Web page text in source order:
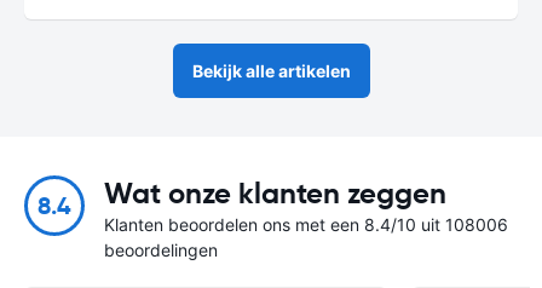
Bekijk alle artikelen
8.4 Wat onze klanten zeggen
Klanten beoordelen ons met een 8.4/10 uit 108006
beoordelingen